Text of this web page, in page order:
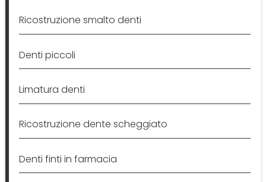
Ricostruzione smalto denti
Denti piccoli
Limatura denti
Ricostruzione dente scheggiato
Denti finti in farmacia